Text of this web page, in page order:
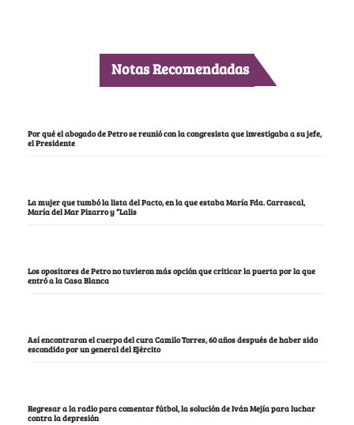
Notas Recomendadas
Por qué el abogado de Petro se reunió con la congresista que investigaba a su jefe,
el Presidente
La mujer que tumbó la lista del Pacto, en la que estaba María Fda. Carrascal,
María del Mar Pizarro y “Lalis
Los opositores de Petro no tuvieron más opción que criticar la puerta por la que
entró a la Casa Blanca
Así encontraron el cuerpo del cura Camilo Torres, 60 años después de haber sido
escondido por un general del Ejército
Regresar a la radio para comentar fútbol, la solución de Iván Mejía para luchar
contra la depresión